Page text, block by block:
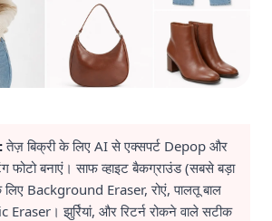
तेज़ बिक्री के लिए AI से एक्सपर्ट Depop और
फोटो बनाएं। साफ व्हाइट बैकग्राउंड (सबसे बड़ा
Background Eraser, रोएं, पालतू बाल
झुर्रियां, और रिटर्न रोकने वाले सटीक